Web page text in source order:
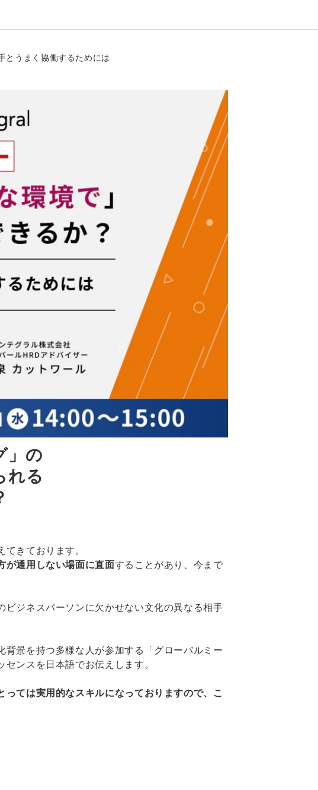
うまく協働するためには
」の
れる
きております。
が通用しない場面に直面することがあり、今まで
ジネスパーソンに欠かせない文化の異なる相手
景を持つ多様な人が参加する「グローバルミー
センスを日本語でお伝えします。
ては実用的なスキルになっておりますので、こ